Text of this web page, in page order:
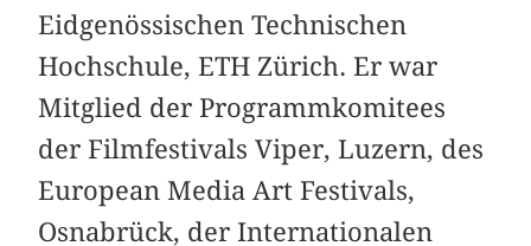
Eidgenössischen Technischen
Hochschule, ETH Zürich. Er war
Mitglied der Programmkomitees
der Filmfestivals Viper, Luzern, des
European Media Art Festivals,
Osnabrück, der Internationalen